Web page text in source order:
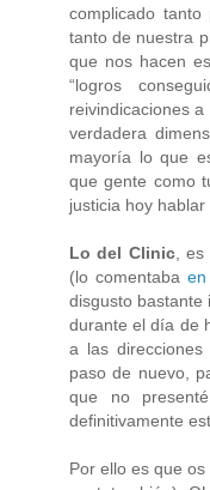
complicado
tanto de nuestra
que nos hacen
“logros
reivindicaciones
verdadera
mayoría lo que
que gente como
justicia hoy hablar
Lo del Clinic, es
(lo comentaba
disgusto bastante
durante el día de
a las
paso de nuevo,
que no
definitivamente
Por ello es que